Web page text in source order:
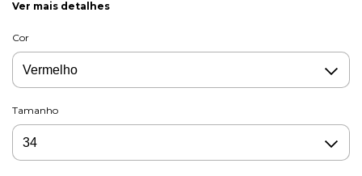
Ver mais detalhes
Cor
Tamanho